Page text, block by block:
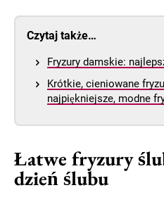
Czytaj także…
Fryzury damskie:
Krótkie, cieniowane
najpiękniejsze, modne
Łatwe fryzury
dzień ślubu